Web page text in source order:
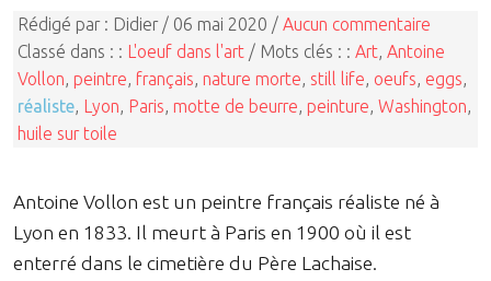
Rédigé par : Didier / 06 mai 2020 / Aucun commentaire
Classé dans : : L'oeuf dans l'art / Mots clés : : Art Antoine
Vollon peintre français nature morte still life oeufs eggs
réaliste Lyon Paris motte de beurre peinture Washington
huile sur toile
Antoine Vollon est un peintre français réaliste né à
Lyon en 1833. Il meurt à Paris en 1900 où il est
enterré dans le cimetière du Père Lachaise.